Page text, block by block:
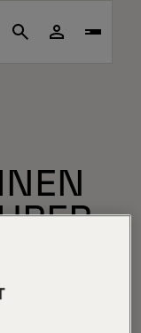
Search
Händler